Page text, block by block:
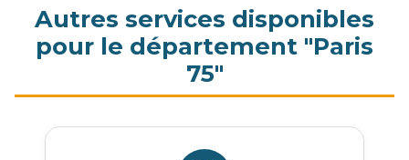
Autres services disponibles
pour le département "Paris
75"